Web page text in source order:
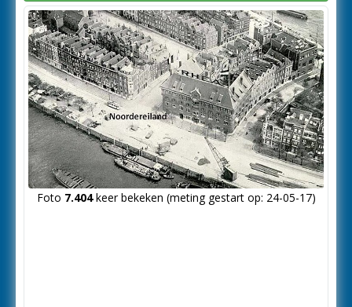
Foto 7.404keer bekeken (meting gestart op: 24-05-17)